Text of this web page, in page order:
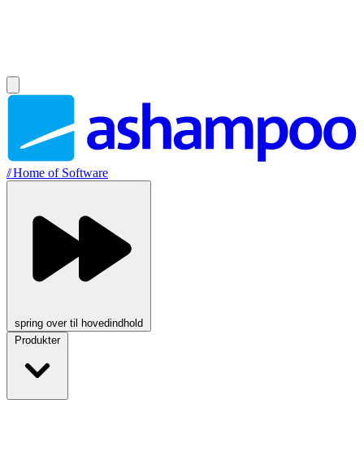
//Home of Software
spring over til hovedindhold
Produkter